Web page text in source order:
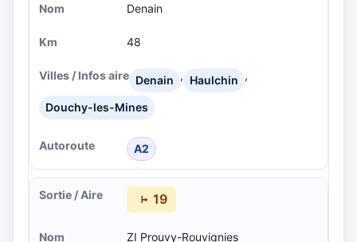
Denain
48
Denain , Haulchin ,
Douchy-les-Mines
A2
19
ZI Prouvy-Rouvignies